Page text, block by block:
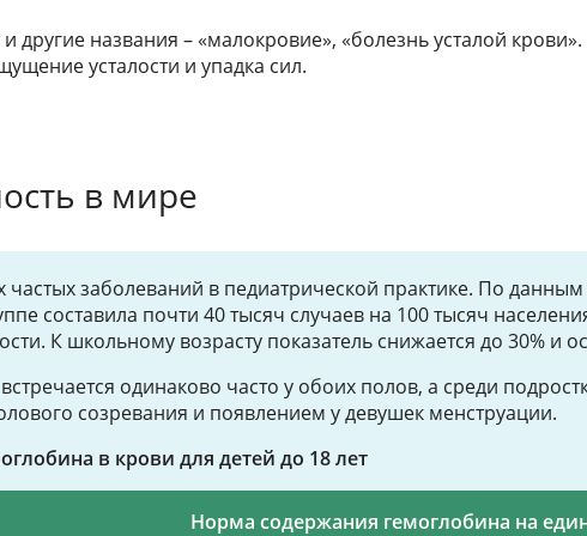
другие названия – «малокровие», «болезнь усталой
усталости и упадка сил.
в мире
заболеваний в педиатрической практике. По
составила почти 40 тысяч случаев на 100 тысяч
К школьному возрасту показатель снижается до 30% и
одинаково часто у обоих полов, а среди
созревания и появлением у девушек менструации.
в крови для детей до 18 лет
Норма содержания гемоглобина на